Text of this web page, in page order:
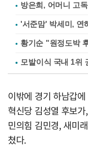
방은희, 어머니 고
'서준맘' 박세미, 연
황기순 "원정도박
이밖에 경기 하남갑
혁신당 김성열 후보
민의힘 김민경, 새미
쳤다.